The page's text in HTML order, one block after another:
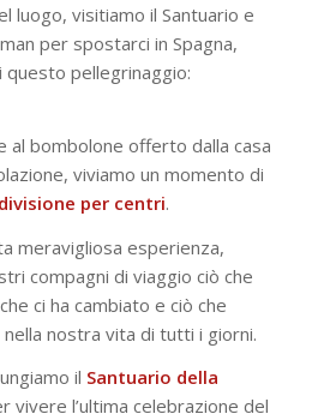
luogo, visitiamo il Santuario e
per spostarci in Spagna,
questo pellegrinaggio:
al bombolone offerto dalla casa
viviamo un momento di
per centri.
meravigliosa esperienza,
i compagni di viaggio ciò che
ci ha cambiato e ciò che
nostra vita di tutti i giorni.
il Santuario della
vivere l’ultima celebrazione del